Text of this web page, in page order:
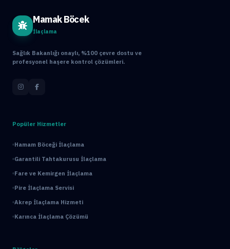
Mamak Böcek
İlaçlama
Sağlık Bakanlığı onaylı, %100 çevre dostu ve
profesyonel haşere kontrol çözümleri.
Popüler Hizmetler
Hamam Böceği İlaçlama
Garantili Tahtakurusu İlaçlama
Fare ve Kemirgen İlaçlama
Pire İlaçlama Servisi
Akrep İlaçlama Hizmeti
Karınca İlaçlama Çözümü